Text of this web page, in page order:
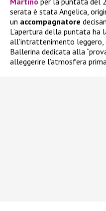
serata è stata Angelica,
un accompagnatore
L’apertura della puntata ha
all’intrattenimento leggero,
Ballerina dedicata alla
alleggerire l’atmosfera